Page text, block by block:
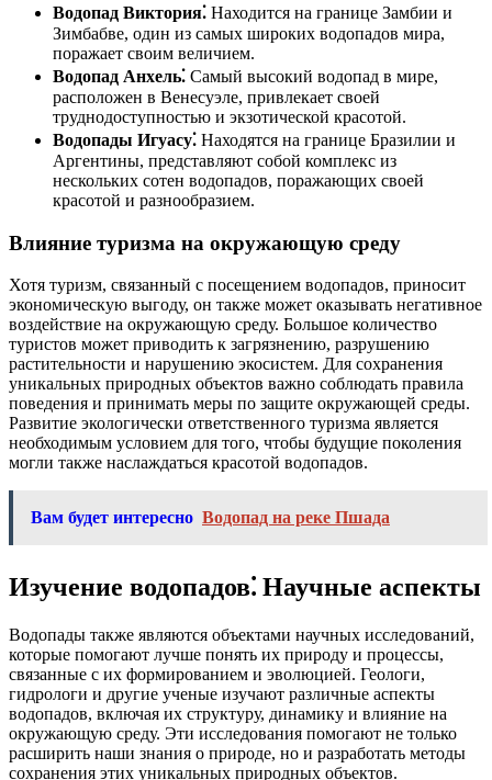
Водопад Виктория⁚ Находится на границе Замбии и
Зимбабве, один из самых широких водопадов мира,
поражает своим величием.
Водопад Анхель⁚ Самый высокий водопад в мире,
расположен в Венесуэле, привлекает своей
труднодоступностью и экзотической красотой.
Водопады Игуасу⁚ Находятся на границе Бразилии и
Аргентины, представляют собой комплекс из
нескольких сотен водопадов, поражающих своей
красотой и разнообразием.
Влияние туризма на окружающую среду
Хотя туризм, связанный с посещением водопадов, приносит
экономическую выгоду, он также может оказывать негативное
воздействие на окружающую среду. Большое количество
туристов может приводить к загрязнению, разрушению
растительности и нарушению экосистем. Для сохранения
уникальных природных объектов важно соблюдать правила
поведения и принимать меры по защите окружающей среды.
Развитие экологически ответственного туризма является
необходимым условием для того, чтобы будущие поколения
могли также наслаждаться красотой водопадов.
Вам будет интересно Водопад на реке Пшада
Изучение водопадов⁚ Научные аспекты
Водопады также являются объектами научных исследований,
которые помогают лучше понять их природу и процессы,
связанные с их формированием и эволюцией. Геологи,
гидрологи и другие ученые изучают различные аспекты
водопадов, включая их структуру, динамику и влияние на
окружающую среду. Эти исследования помогают не только
расширить наши знания о природе, но и разработать методы
сохранения этих уникальных природных объектов.